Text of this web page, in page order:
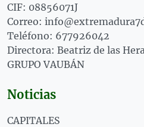
CIF: 08856071J
Correo:
Teléfono: 677926042
Directora: Beatriz de las
GRUPO VAUBÁN
Noticias
CAPITALES